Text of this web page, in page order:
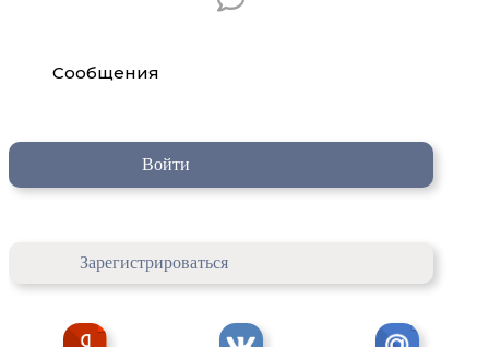
Сообщения
Войти
Зарегистрироваться